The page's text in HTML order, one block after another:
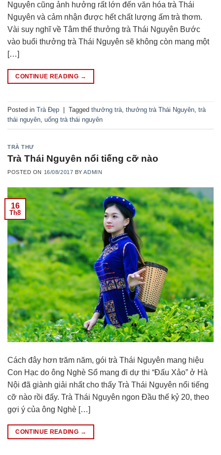
Nguyên cũng ảnh hưởng rất lớn đến văn hóa trà Thái
Nguyên và cảm nhận được hết chất lượng ấm trà thơm.
Vài suy nghĩ về Tâm thế thưởng trà Thái Nguyên Bước
vào buổi thưởng trà Thái Nguyên sẽ không còn mang một
[…]
CONTINUE READING →
Posted in Trà Đẹp Tagged thưởng trà, thưởng trà Thái Nguyên, trà
thái nguyên, uống trà thái nguyên
TRÀ THƯ
Trà Thái Nguyên nổi tiếng cỡ nào
POSTED ON 16/08/2017 BYADMIN
16
Th8
Cách đây hơn trăm năm, gói trà Thái Nguyên mang hiệu
Con Hạc do ông Nghè Sổ mang đi dự thi “Đấu Xảo” ở Hà
Nội đã giành giải nhất cho thấy Trà Thái Nguyên nổi tiếng
cỡ nào rồi đấy. Trà Thái Nguyên ngon Đầu thế kỷ 20, theo
gợi ý của ông Nghè […]
CONTINUE READING →